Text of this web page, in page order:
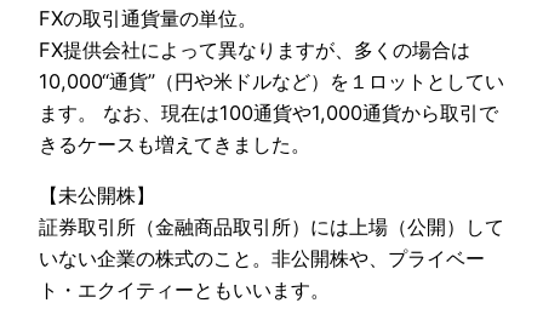
FXの取引通貨量の単位。
FX提供会社によって異なりますが、多くの場合は
10,000“通貨”（円や米ドルなど）を１ロットとしてい
ます。 なお、現在は100通貨や1,000通貨から取引で
きるケースも増えてきました。
【未公開株】
証券取引所（金融商品取引所）には上場（公開）して
いない企業の株式のこと。非公開株や、プライベー
ト・エクイティーともいいます。